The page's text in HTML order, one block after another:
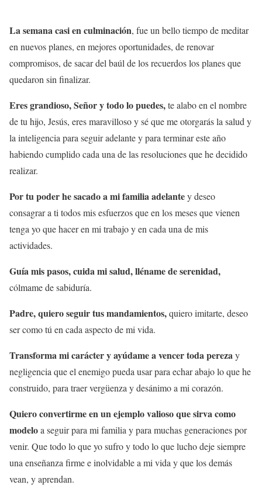
La semana casi en culminación, fue un bello tiempo de meditar
en nuevos planes, en mejores oportunidades, de renovar
compromisos, de sacar del baúl de los recuerdos los planes que
quedaron sin finalizar.
Eres grandioso, Señor y todo lo puedes,te alabo en el nombre
de tu hijo, Jesús, eres maravilloso y sé que me otorgarás la salud y
la inteligencia para seguir adelante y para terminar este año
habiendo cumplido cada una de las resoluciones que he decidido
realizar.
Por tu poder he sacado a mi familia adelantey deseo
consagrar a ti todos mis esfuerzos que en los meses que vienen
tenga yo que hacer en mi trabajo y en cada una de mis
actividades.
Guía mis pasos, cuida mi salud, lléname de serenidad,
cólmame de sabiduría.
Padre, quiero seguir tus mandamientos,quiero imitarte, deseo
ser como tú en cada aspecto de mi vida.
Transforma mi carácter y ayúdame a vencer toda perezay
negligencia que el enemigo pueda usar para echar abajo lo que he
construido, para traer vergüenza y desánimo a mi corazón.
Quiero convertirme en un ejemplo valioso que sirva como
modeloa seguir para mi familia y para muchas generaciones por
venir. Que todo lo que yo sufro y todo lo que lucho deje siempre
una enseñanza firme e inolvidable a mi vida y que los demás
vean, y aprendan.